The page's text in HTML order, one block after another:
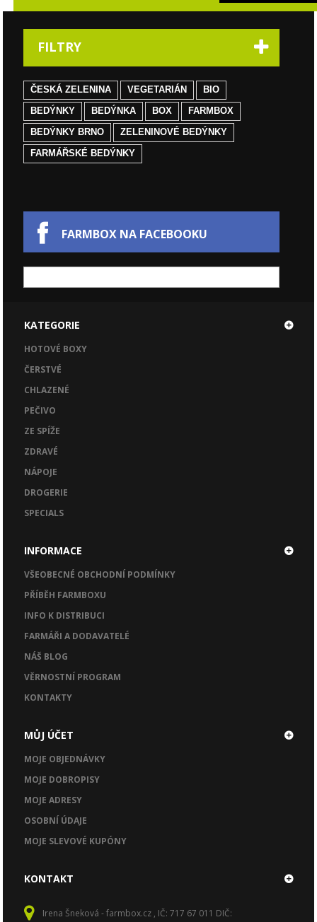
FILTRY
ČESKÁ ZELENINA VEGETARIÁN
BIO
BEDÝNKY
BEDÝNKA BOX
FARMBOX
BEDÝNKY BRNO
ZELENINOVÉ BEDÝNKY
FARMÁŘSKÉ BEDÝNKY
FARMBOX NA FACEBOOKU
KATEGORIE
HOTOVÉ BOXY
ČERSTVÉ
CHLAZENÉ
PEČIVO
ZE SPÍŽE
ZDRAVÉ
NÁPOJE
DROGERIE
SPECIALS
INFORMACE
VŠEOBECNÉ OBCHODNÍ PODMÍNKY
PŘÍBĚH FARMBOXU
INFO K DISTRIBUCI
FARMÁŘI A DODAVATELÉ
NÁŠ BLOG
VĚRNOSTNÍ PROGRAM
KONTAKTY
MŮJ ÚČET
MOJE OBJEDNÁVKY
MOJE DOBROPISY
MOJE ADRESY
OSOBNÍ ÚDAJE
MOJE SLEVOVÉ KUPÓNY
KONTAKT
Irena Šneková - farmbox.cz , IČ: 717 67 011 DIČ: